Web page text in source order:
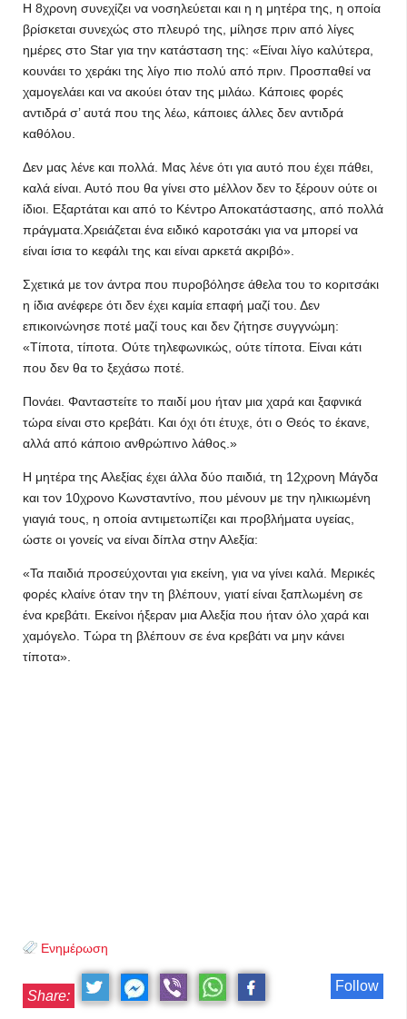
Η 8χρονη συνεχίζει να νοσηλεύεται και η η μητέρα της, η οποία
βρίσκεται συνεχώς στο πλευρό της, μίλησε πριν από λίγες
ημέρες στο Star για την κατάσταση της: «Είναι λίγο καλύτερα,
κουνάει το χεράκι της λίγο πιο πολύ από πριν. Προσπαθεί να
χαμογελάει και να ακούει όταν της μιλάω. Κάποιες φορές
αντιδρά σ’ αυτά που της λέω, κάποιες άλλες δεν αντιδρά
καθόλου.
Δεν μας λένε και πολλά. Μας λένε ότι για αυτό που έχει πάθει,
καλά είναι. Αυτό που θα γίνει στο μέλλον δεν το ξέρουν ούτε οι
ίδιοι. Εξαρτάται και από το Κέντρο Αποκατάστασης, από πολλά
πράγματα.Χρειάζεται ένα ειδικό καροτσάκι για να μπορεί να
είναι ίσια το κεφάλι της και είναι αρκετά ακριβό».
Σχετικά με τον άντρα που πυροβόλησε άθελα του το κοριτσάκι
η ίδια ανέφερε ότι δεν έχει καμία επαφή μαζί του. Δεν
επικοινώνησε ποτέ μαζί τους και δεν ζήτησε συγγνώμη:
«Τίποτα, τίποτα. Ούτε τηλεφωνικώς, ούτε τίποτα. Είναι κάτι
που δεν θα το ξεχάσω ποτέ.
Πονάει. Φανταστείτε το παιδί μου ήταν μια χαρά και ξαφνικά
τώρα είναι στο κρεβάτι. Και όχι ότι έτυχε, ότι ο Θεός το έκανε,
αλλά από κάποιο ανθρώπινο λάθος.»
Η μητέρα της Αλεξίας έχει άλλα δύο παιδιά, τη 12χρονη Μάγδα
και τον 10χρονο Κωνσταντίνο, που μένουν με την ηλικιωμένη
γιαγιά τους, η οποία αντιμετωπίζει και προβλήματα υγείας,
ώστε οι γονείς να είναι δίπλα στην Αλεξία:
«Τα παιδιά προσεύχονται για εκείνη, για να γίνει καλά. Μερικές
φορές κλαίνε όταν την τη βλέπουν, γιατί είναι ξαπλωμένη σε
ένα κρεβάτι. Εκείνοι ήξεραν μια Αλεξία που ήταν όλο χαρά και
χαμόγελο. Τώρα τη βλέπουν σε ένα κρεβάτι να μην κάνει
τίποτα».
Ενημέρωση
Follow
Share: